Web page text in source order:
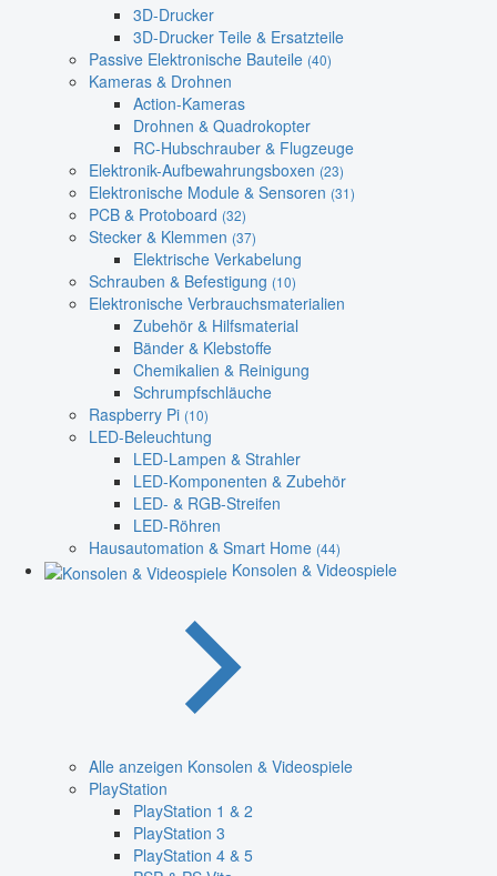
3D-Drucker
3D-Drucker Teile & Ersatzteile
Passive Elektronische Bauteile (40)
Kameras & Drohnen
Action-Kameras
Drohnen & Quadrokopter
RC-Hubschrauber & Flugzeuge
Elektronik-Aufbewahrungsboxen (23)
Elektronische Module & Sensoren (31)
PCB & Protoboard (32)
Stecker & Klemmen (37)
Elektrische Verkabelung
Schrauben & Befestigung (10)
Elektronische Verbrauchsmaterialien
Zubehör & Hilfsmaterial
Bänder & Klebstoffe
Chemikalien & Reinigung
Schrumpfschläuche
Raspberry Pi (10)
LED-Beleuchtung
LED-Lampen & Strahler
LED-Komponenten & Zubehör
LED- & RGB-Streifen
LED-Röhren
Hausautomation & Smart Home (44)
Konsolen & Videospiele
Alle anzeigen Konsolen & Videospiele
PlayStation
PlayStation 1 & 2
PlayStation 3
PlayStation 4 & 5